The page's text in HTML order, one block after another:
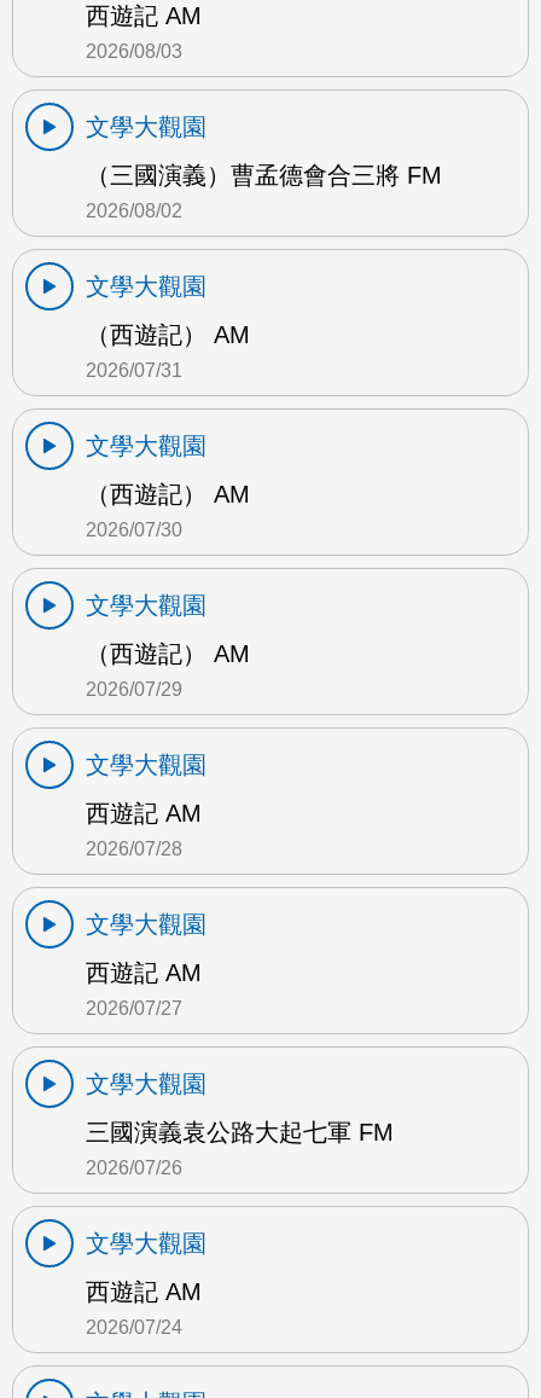
西遊記 AM
2026/08/03
文學大觀園
（三國演義）曹孟德會合三將 FM
2026/08/02
文學大觀園
（西遊記） AM
2026/07/31
文學大觀園
（西遊記） AM
2026/07/30
文學大觀園
（西遊記） AM
2026/07/29
文學大觀園
西遊記 AM
2026/07/28
文學大觀園
西遊記 AM
2026/07/27
文學大觀園
三國演義袁公路大起七軍 FM
2026/07/26
文學大觀園
西遊記 AM
2026/07/24